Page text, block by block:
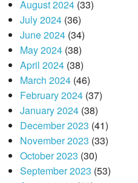
August 2024(33)
July 2024(36)
June 2024(34)
May 2024(38)
April 2024(38)
March 2024(46)
February 2024(37)
January 2024(38)
December 2023 (41)
November 2023 (33)
October 2023 (30)
September 2023 (53)